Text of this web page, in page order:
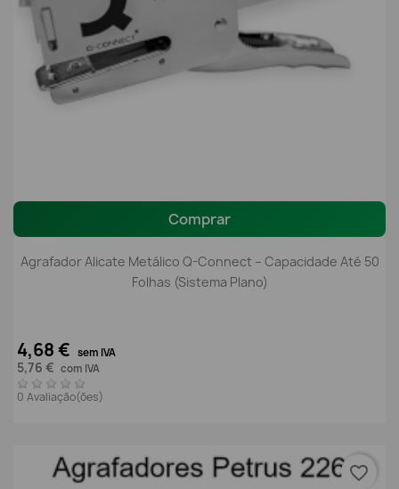
Comprar
Agrafador Alicate Metálico Q-Connect – Capacidade Até 50
Folhas (Sistema Plano)
4,68 € sem IVA
5,76 € com IVA
0 Avaliação(ões)
favorite_border